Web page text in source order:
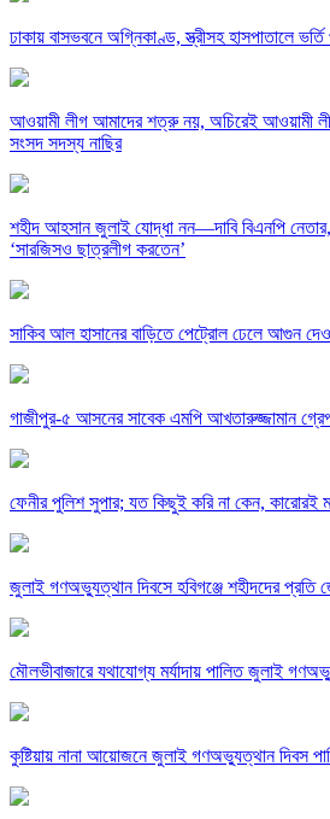
ঢাকায় বাসভবনে অগ্নিকাণ্ড, স্ত্রীসহ হাসপাতালে
আওয়ামী লীগ আমাদের শত্রু নয়, অচিরেই আওয়ামী লীগ
সংসদ সদস্য নাছির
শহীদ আহসান জুলাই যোদ্ধা নন—দাবি বিএনপি
‘সারজিসও ছাত্রলীগ করতেন’
সাকিব আল হাসানের বাড়িতে পেট্রোল ঢেলে আগুন
গাজীপুর-৫ আসনের সাবেক এমপি আখতারুজ্জামান
ফেনীর পুলিশ সুপার; যত কিছুই করি না কেন, কারোরই
জুলাই গণঅভ্যুত্থান দিবসে হবিগঞ্জে শহীদদের প্রতি
মৌলভীবাজারে যথাযোগ্য মর্যাদায় পালিত জুলাই
কুষ্টিয়ায় নানা আয়োজনে জুলাই গণঅভ্যুত্থান দিবস